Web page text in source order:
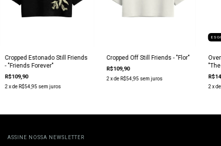
Cropped Estonado Still Friends
- "Friends Forever"
R$109,90
2 x de R$54,95 sem juros
Cropped Off Still Friends - "Flor"
R$109,90
2 x de R$54,95 sem juros
2 x
ASSINE NOSSA NEWSLETTER